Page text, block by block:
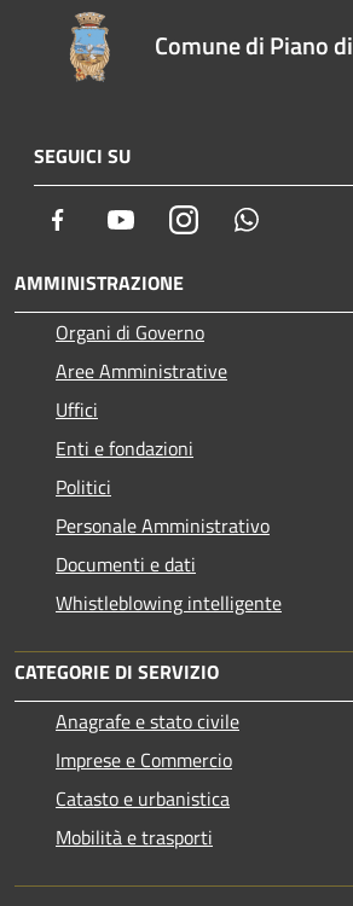
Comune di Piano
SEGUICI SU
Facebook YoutubeInstagram
AMMINISTRAZIONE
Organi di Governo
Aree Amministrative
Uffici
Enti e fondazioni
Politici
Personale Amministrativo
Documenti e dati
Whistleblowing intelligente
CATEGORIE DI SERVIZIO
Anagrafe e stato civile
Imprese e Commercio
Catasto e urbanistica
Mobilità e trasporti